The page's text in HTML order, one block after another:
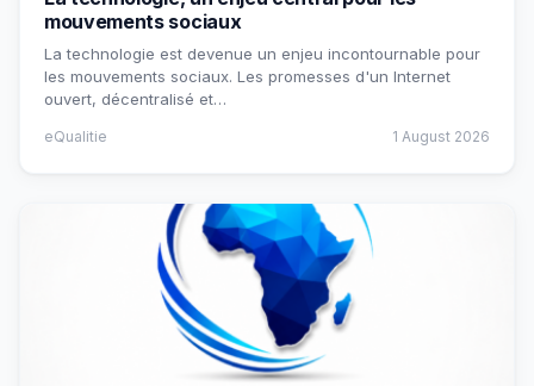
mouvements sociaux
La technologie est devenue un enjeu incontournable pour
les mouvements sociaux. Les promesses d'un Internet
ouvert, décentralisé et…
eQualitie 1 August 2026